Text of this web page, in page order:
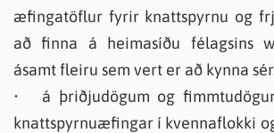
æfingatöflur fyrir knattspyrnu og
að finna á heimasíðu félagsins
ásamt fleiru sem vert er að kynna
• á þriðjudögum og
knattspyrnuæfingar í kvennaflokki